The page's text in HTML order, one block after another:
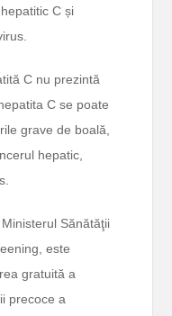
C și
C nu prezintă
C se poate
grave de boală,
hepatic,
Sănătăţii
este
gratuită a
precoce a